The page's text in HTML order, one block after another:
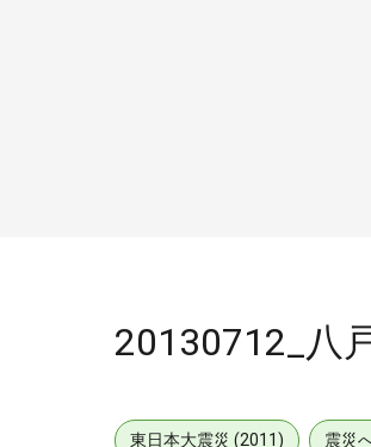
20130712_八
東日本大震災 (2011) 震災